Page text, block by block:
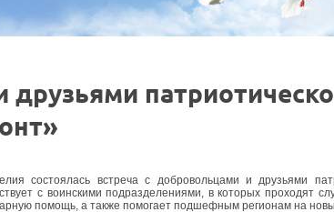
состоялась встреча с добровольцами и друзьями
с воинскими подразделениями, в которых проходят
помощь, а также помогает подшефным регионам на